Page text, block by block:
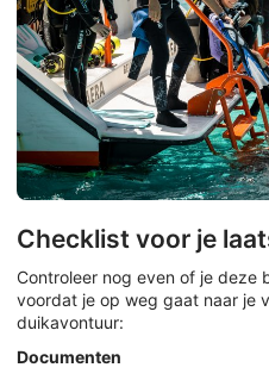
Checklist voor je
Controleer nog even of je deze
voordat je op weg gaat naar je
duikavontuur:
Documenten